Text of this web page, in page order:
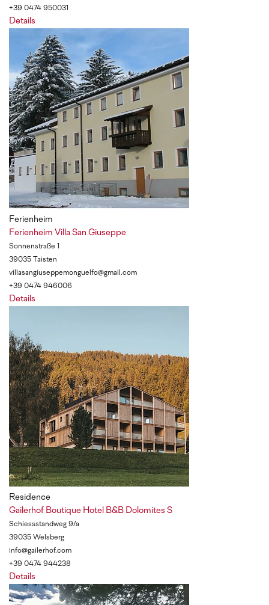
+39 0474 950031
Details
Ferienheim
Ferienheim Villa San Giuseppe
Sonnenstraße 1
39035 Taisten
villasangiuseppemonguelfo@gmail.com
+39 0474 946006
Details
Residence
Gailerhof Boutique Hotel B&B Dolomites S
Schiessstandweg 9/a
39035 Welsberg
info@gailerhof.com
+39 0474 944238
Details